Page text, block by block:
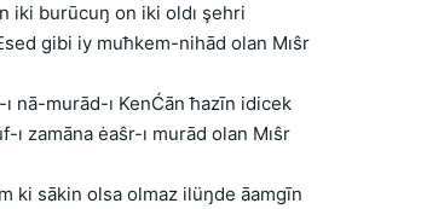
iki burūcuŋ on iki oldı şehri
gibi iy muħkem-nihād olan Mıŝr
ı nā-murād-ı KenĆān ħazīn idicek
ı zamāna ėaŝr-ı murād olan Mıŝr
ki sākin olsa olmaz ilüŋde āamgīn